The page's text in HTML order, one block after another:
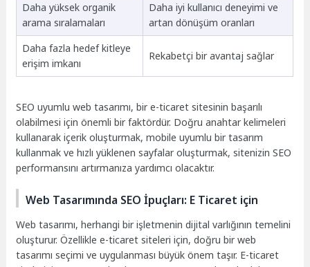
Daha yüksek organik
arama sıralamaları
Daha iyi kullanıcı deneyimi ve
artan dönüşüm oranları
Daha fazla hedef kitleye
erişim imkanı
Rekabetçi bir avantaj sağlar
SEO uyumlu web tasarımı, bir e-ticaret sitesinin başarılı
olabilmesi için önemli bir faktördür. Doğru anahtar kelimeleri
kullanarak içerik oluşturmak, mobile uyumlu bir tasarım
kullanmak ve hızlı yüklenen sayfalar oluşturmak, sitenizin SEO
performansını artırmanıza yardımcı olacaktır.
Web Tasarımında SEO İpuçları: E Ticaret için
Web tasarımı, herhangi bir işletmenin dijital varlığının temelini
oluşturur. Özellikle e-ticaret siteleri için, doğru bir web
tasarımı seçimi ve uygulanması büyük önem taşır. E-ticaret